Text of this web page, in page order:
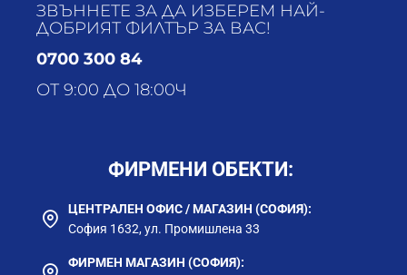
ЗВЪННЕТЕ ЗА ДА ИЗБЕРЕМ НАЙ-
ДОБРИЯТ ФИЛТЪР ЗА ВАС!
0700 300 84
ОТ 9:00 ДО 18:00Ч
ФИРМЕНИ ОБЕКТИ:
ЦЕНТРАЛЕН ОФИС / МАГАЗИН (СОФИЯ):
София 1632, ул. Промишлена 33
ФИРМЕН МАГАЗИН (СОФИЯ):